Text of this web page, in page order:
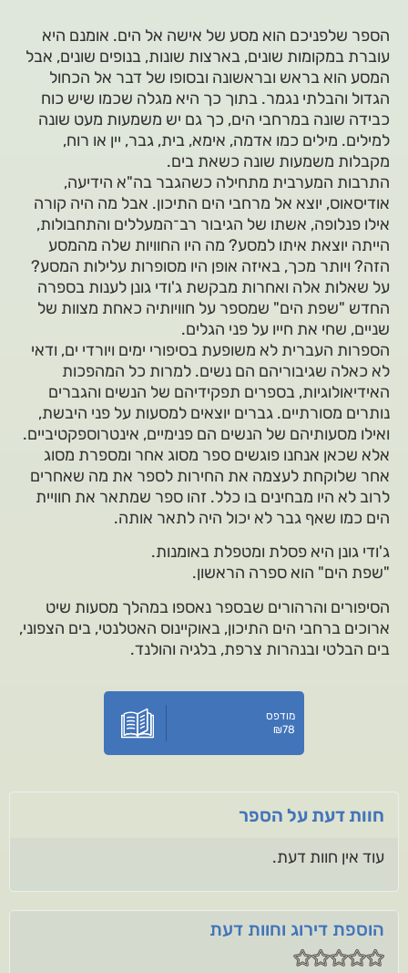
הספר שלפניכם הוא מסע של אישה אל הים. אומנם היא
עוברת במקומות שונים, בארצות שונות, בנופים שונים, אבל
המסע הוא בראש ובראשונה ובסופו של דבר אל הכחול
הגדול והבלתי נגמר. בתוך כך היא מגלה שכמו שיש כוח
כבידה שונה במרחבי הים, כך גם יש משמעות מעט שונה
למילים. מילים כמו אדמה, אימא, בית, גבר, יין או רוח,
מקבלות משמעות שונה כשאת בים.
התרבות המערבית מתחילה כשהגבר בה"א הידיעה,
אודיסאוס, יוצא אל מרחבי הים התיכון. אבל מה היה קורה
אילו פנלופה, אשתו של הגיבור רב־המעללים והתחבולות,
הייתה יוצאת איתו למסע? מה היו החוויות שלה מהמסע
הזה? ויותר מכך, באיזה אופן היו מסופרות עלילות המסע?
על שאלות אלה ואחרות מבקשת ג'ודי גונן לענות בספרה
החדש "שפת הים" שמספר על חוויותיה כאחת מצוות של
שניים, שחי את חייו על פני הגלים.
הספרות העברית לא משופעת בסיפורי ימים ויורדי ים, ודאי
לא כאלה שגיבוריהם הם נשים. למרות כל המהפכות
האידיאולוגיות, בספרים תפקידיהם של הנשים והגברים
נותרים מסורתיים. גברים יוצאים למסעות על פני היבשת,
ואילו מסעותיהם של הנשים הם פנימיים, אינטרוספקטיביים.
אלא שכאן אנחנו פוגשים ספר מסוג אחר ומספרת מסוג
אחר שלוקחת לעצמה את החירות לספר את מה שאחרים
לרוב לא היו מבחינים בו כלל. זהו ספר שמתאר את חוויית
הים כמו שאף גבר לא יכול היה לתאר אותה.
ג'ודי גונן היא פסלת ומטפלת באומנות.
"שפת הים" הוא ספרה הראשון.
הסיפורים והרהורים שבספר נאספו במהלך מסעות שיט
ארוכים ברחבי הים התיכון, באוקיינוס האטלנטי, בים הצפוני,
בים הבלטי ובנהרות צרפת, בלגיה והולנד.
מודפס
₪78
חוות דעת על הספר
עוד אין חוות דעת.
הוספת דירוג וחוות דעת